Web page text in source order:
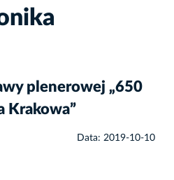
plenerowej „650
Krakowa”
Data: 2019-10-10